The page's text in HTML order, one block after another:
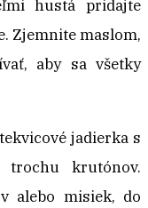
hustá pridajte
Zjemnite maslom,
aby sa všetky
jadierka s
krutónov.
alebo misiek, do